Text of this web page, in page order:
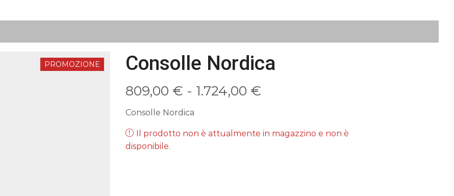
PROMOZIONE Consolle Nordica
809,00 € - 1.724,00 €
prezzo:
Consolle Nordica
Il prodotto non è attualmente in magazzino e non è
disponibile.